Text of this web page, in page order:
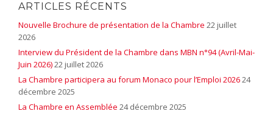
ARTICLES RÉCENTS
Nouvelle Brochure de présentation de la Chambre 22 juillet
2026
Interview du Président de la Chambre dans MBN n°94 (Avril-Mai-
Juin 2026)22 juillet 2026
La Chambre participera au forum Monaco pour l’Emploi 202624
décembre 2025
La Chambre en Assemblée 24 décembre 2025